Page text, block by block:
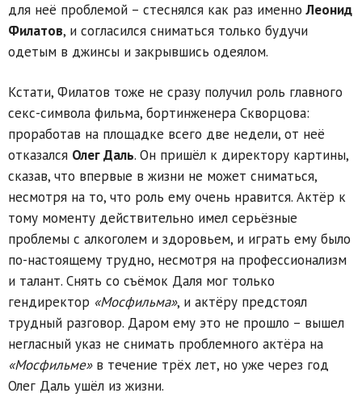
для неё проблемой – стеснялся как раз именноЛеонид
Филатов, и согласился сниматься только будучи
одетым в джинсы и закрывшись одеялом.
Кстати, Филатов тоже не сразу получил роль главного
секс-символа фильма, бортинженера Скворцова:
проработав на площадке всего две недели, от неё
отказался Олег Даль. Он пришёл к директору картины,
сказав, что впервые в жизни не может сниматься,
несмотря на то, что роль ему очень нравится. Актёр к
тому моменту действительно имел серьёзные
проблемы с алкоголем и здоровьем, и играть ему было
по-настоящему трудно, несмотря на профессионализм
и талант. Снять со съёмок Даля мог только
гендиректор «Мосфильма», и актёру предстоял
трудный разговор. Даром ему это не прошло – вышел
негласный указ не снимать проблемного актёра на
«Мосфильме»в течение трёх лет, но уже через год
Олег Даль ушёл из жизни.